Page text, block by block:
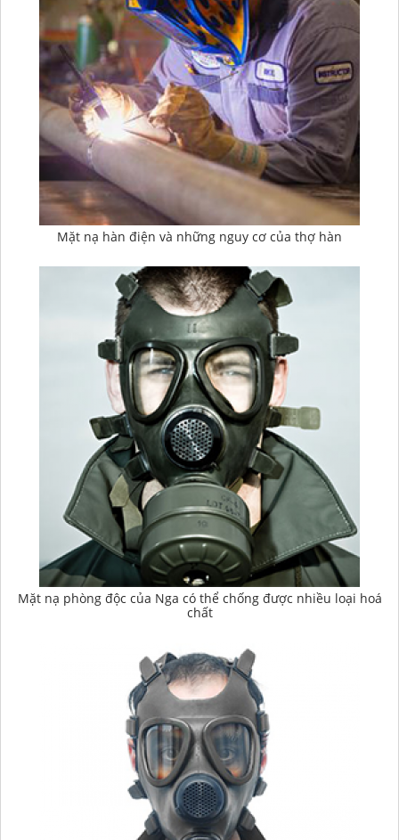
Mặt nạ hàn điện và những nguy cơ của thợ hàn
Mặt nạ phòng độc của Nga có thể chống được nhiều loại hoá
chất